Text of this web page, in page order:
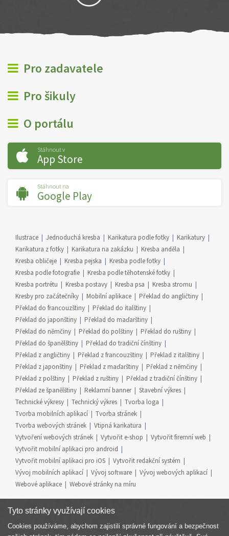
Pro zadavatele
Pro šikuly
O portálu
Stáhnout v
App Store
Stáhnout na
Google Play
Ilustrace Jednoduchá kresba Karikatura podle fotky
Karikatury
Karikatura z fotky
Karikatura na zakázku
Kresba anděla
Kresba obličeje
Kresba pejska
Kresba podle fotky
Kresba podle fotografie
Kresba podle těhotenské fotky
Kresba portrétu
Kresba postavy Kresba psa
Kresba stromu
Kresby pro začátečníky
Mobilní aplikace
Překlad do angličtiny
Překlad do francouzštiny
Překlad do italštiny
Překlad do japonštiny
Překlad do maďarštiny
Překlad do němčiny
Překlad do polštiny
Překlad do ruštiny
Překlad do španělštiny
Překlad do tradiční čínštiny
Překlad z angličtiny
Překlad z francouzštiny
Překlad z italštiny
Překlad z japonštiny
Překlad z maďarštiny
Překlad z němčiny
Překlad z polštiny
Překlad z ruštiny
Překlad z tradiční čínštiny
Překlad ze španělštiny
Reklamní banner
Stavební výkres
Technické výkresy
Technický výkres
Tvorba loga
Tvorba mobilních aplikací
Tvorba stránek
Tvorba webových stránek
Vtipná karikatura
Vytvoření webových stránek
Vytvořit e-shop
Vytvořit firemní web
Vytvořit mobilní aplikaci pro android
Vytvořit mobilní aplikaci pro iOS
Vytvořit redakční systém
Vývoj mobilních aplikací
Vývoj software
Vývoj webových aplikací
Webové aplikace
Webové stránky na míru
Tyto stránky využívají cookies
Cookies používáme, abychom zajistili správné fungování a bezpečnost